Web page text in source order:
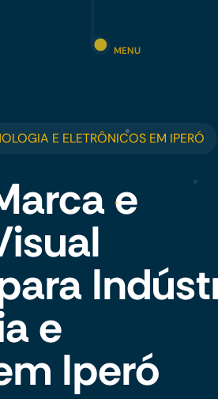
MENU
E ELETRÔNICOS EM IPERÓ
e
e
Iperó